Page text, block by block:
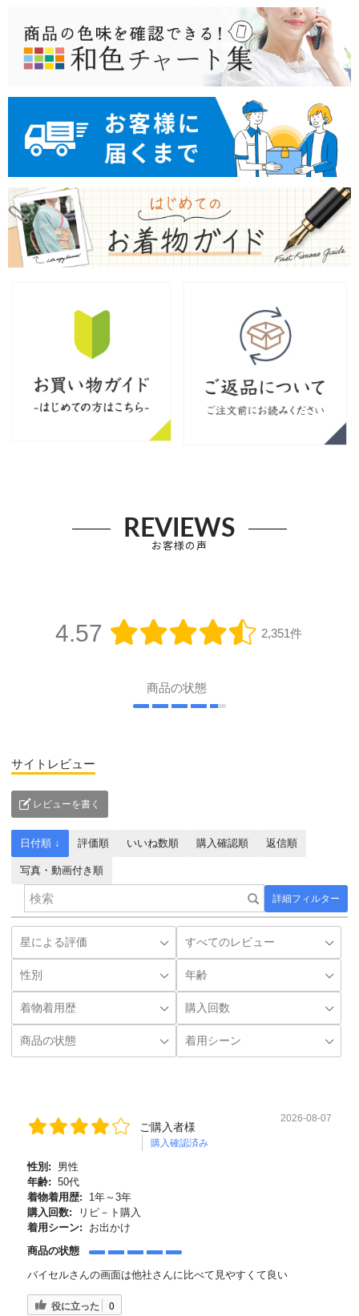
REVIEWS
お客様の声
4.57 2,351件
商品の状態
サイトレビュー
レビューを書く
詳細フィルター
日付順 ↓ 評価順 いいね数順 購入確認順 返信順
写真・動画付き順
ご購入者様
購入確認済み
2026-08-07
性別:
男性
年齢: 50代
着物着用歴:
1年～3年
購入回数:
リピ－ト購入
着用シーン:
お出かけ
商品の状態
バイセルさんの画面は他社さんに比べて見やすくて良い
役に立った 0